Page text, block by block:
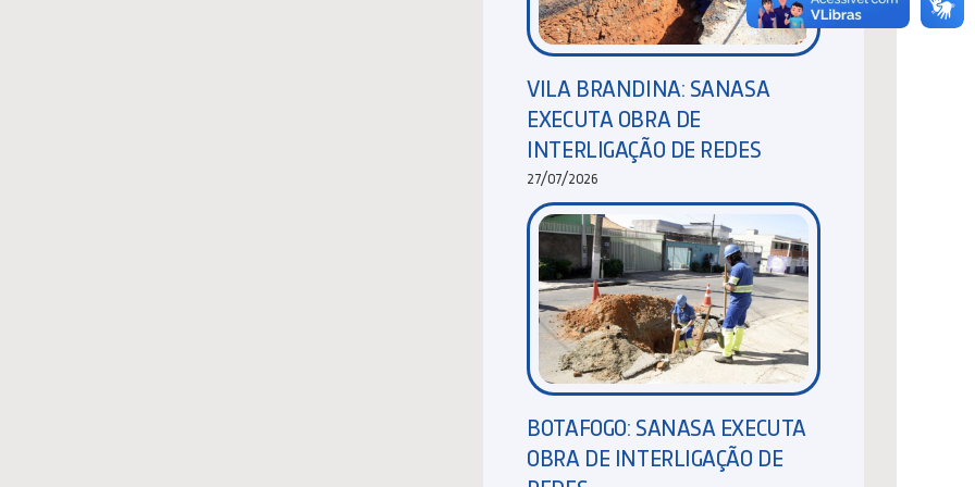
VILA BRANDINA: SANASA
EXECUTA OBRA DE
INTERLIGAÇÃO DE REDES
27/07/2026
BOTAFOGO: SANASA EXECUTA
OBRA DE INTERLIGAÇÃO DE